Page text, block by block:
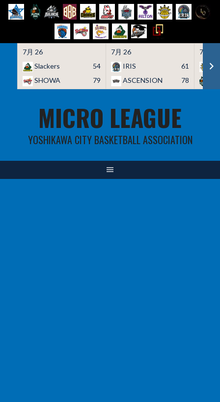
7月 26
Slackers
54
SHOWA
79
7月 26
IRIS
61
ASCENSION
78
7月 26
MICRO LEAGUE
YOSHIKAWA CITY BASKETBALL ASSOCIATION